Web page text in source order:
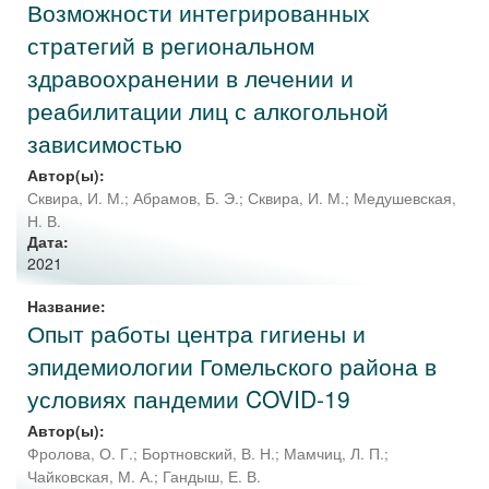
Возможности интегрированных
стратегий в региональном
здравоохранении в лечении и
реабилитации лиц с алкогольной
зависимостью
Автор(ы):
Сквира, И. М.; Абрамов, Б. Э.; Сквира, И. М.; Медушевская,
Н. В.
Дата:
2021
Название:
Опыт работы центра гигиены и
эпидемиологии Гомельского района в
условиях пандемии COVID-19
Автор(ы):
Фролова, О. Г.; Бортновский, В. Н.; Мамчиц, Л. П.;
Чайковская, М. А.; Гандыш, Е. В.